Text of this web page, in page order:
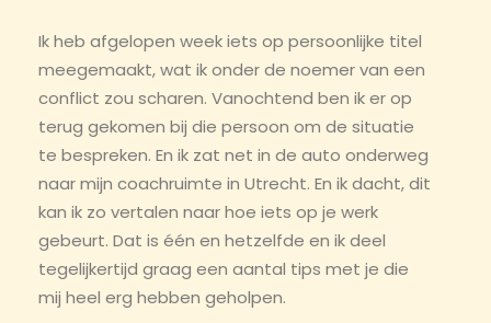
Ik heb afgelopen week iets op persoonlijke titel
meegemaakt, wat ik onder de noemer van een
conflict zou scharen. Vanochtend ben ik er op
terug gekomen bij die persoon om de situatie
te bespreken. En ik zat net in de auto onderweg
naar mijn coachruimte in Utrecht. En ik dacht, dit
kan ik zo vertalen naar hoe iets op je werk
gebeurt. Dat is één en hetzelfde en ik deel
tegelijkertijd graag een aantal tips met je die
mij heel erg hebben geholpen.